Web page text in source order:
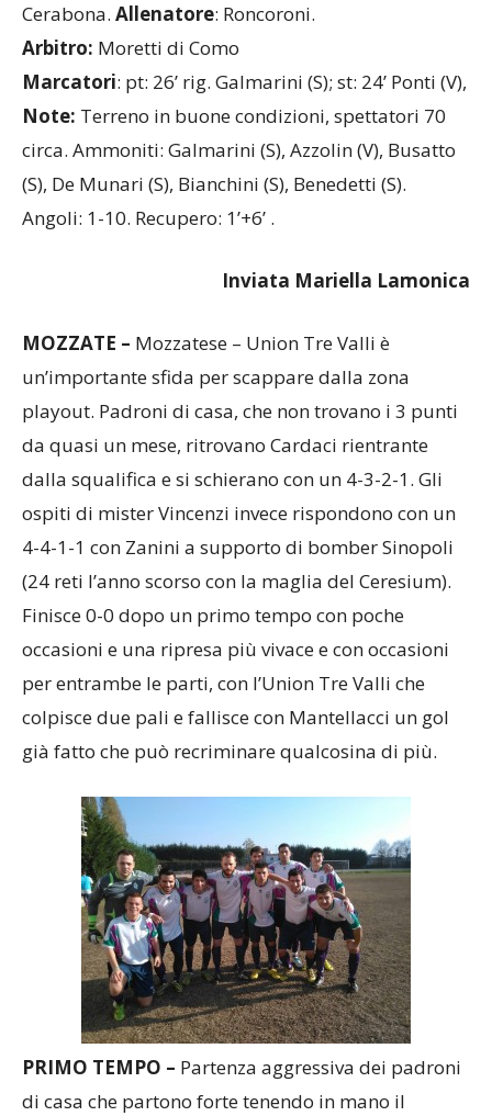
Cerabona. Allenatore: Roncoroni.
Arbitro: Moretti di Como
Marcatori: pt: 26’ rig. Galmarini (S); st: 24’ Ponti (V),
Note: Terreno in buone condizioni, spettatori 70
circa. Ammoniti: Galmarini (S), Azzolin (V), Busatto
(S), De Munari (S), Bianchini (S), Benedetti (S).
Angoli: 1-10. Recupero: 1’+6’ .
Inviata Mariella Lamonica
MOZZATE – Mozzatese – Union Tre Valli è
un’importante sfida per scappare dalla zona
playout. Padroni di casa, che non trovano i 3 punti
da quasi un mese, ritrovano Cardaci rientrante
dalla squalifica e si schierano con un 4-3-2-1. Gli
ospiti di mister Vincenzi invece rispondono con un
4-4-1-1 con Zanini a supporto di bomber Sinopoli
(24 reti l’anno scorso con la maglia del Ceresium).
Finisce 0-0 dopo un primo tempo con poche
occasioni e una ripresa più vivace e con occasioni
per entrambe le parti, con l’Union Tre Valli che
colpisce due pali e fallisce con Mantellacci un gol
già fatto che può recriminare qualcosina di più.
PRIMO TEMPO – Partenza aggressiva dei padroni
di casa che partono forte tenendo in mano il